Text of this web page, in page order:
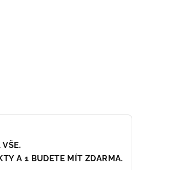
VŠE.
A 1 BUDETE MÍT ZDARMA.